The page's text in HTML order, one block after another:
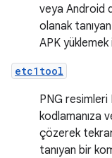
veya Android
olanak
APK
etc1tool
PNG resimleri
kodlamanıza
çözerek
tanıyan bir